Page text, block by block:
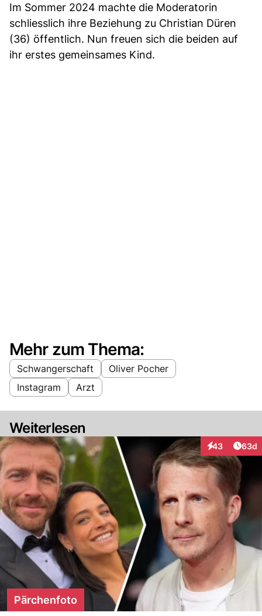
Im Sommer 2024 machte die Moderatorin
schliesslich ihre Beziehung zu Christian Düren
(36) öffentlich. Nun freuen sich die beiden auf
ihr erstes gemeinsames Kind.
Mehr zum Thema:
Schwangerschaft
Oliver Pocher
Instagram
Arzt
Weiterlesen
43
Interaktionen
63d
Pärchenfoto